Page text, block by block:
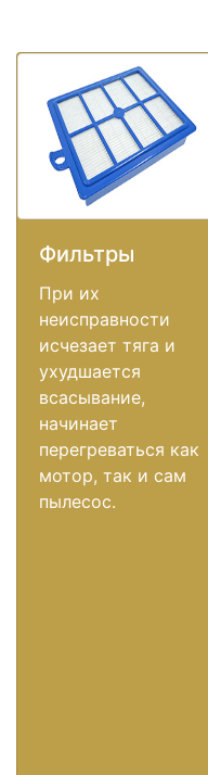
Фильтры
При их
неисправности
исчезает тяга и
ухудшается
всасывание,
начинает
перегреваться как
мотор, так и сам
пылесос.